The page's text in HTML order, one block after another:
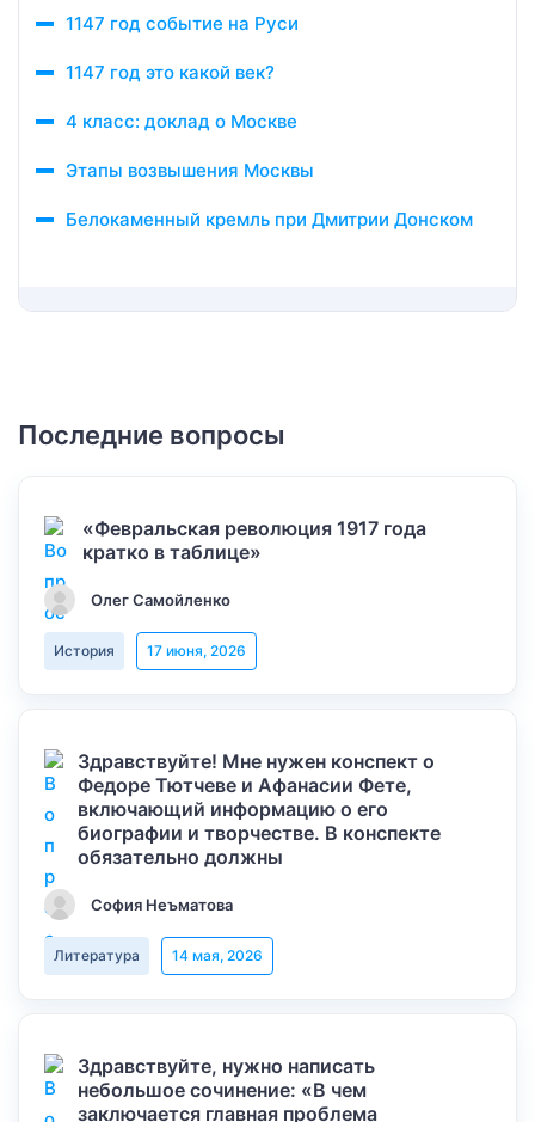
1147 год событие на Руси
1147 год это какой век?
4 класс: доклад о Москве
Этапы возвышения Москвы
Белокаменный кремль при Дмитрии Донском
Последние вопросы
«Февральская революция 1917 года
кратко в таблице»
Олег Самойленко
История 17 июня, 2026
Здравствуйте! Мне нужен конспект о
Федоре Тютчеве и Афанасии Фете,
включающий информацию о его
биографии и творчестве. В конспекте
обязательно должны
София Неъматова
Литература 14 мая, 2026
Здравствуйте, нужно написать
небольшое сочинение: «В чем
заключается главная проблема